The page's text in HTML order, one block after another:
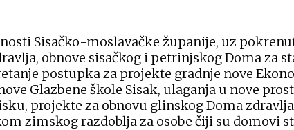
Sisačko-moslavačke županije, uz
obnove sisačkog i petrinjskog Doma za
postupka za projekte gradnje nove
Glazbene škole Sisak, ulaganja u nove
projekte za obnovu glinskog Doma
zimskog razdoblja za osobe čiji su domovi